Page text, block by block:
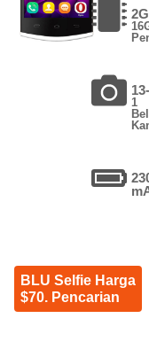
1
BLU Selfie Harga
$70. Pencarian